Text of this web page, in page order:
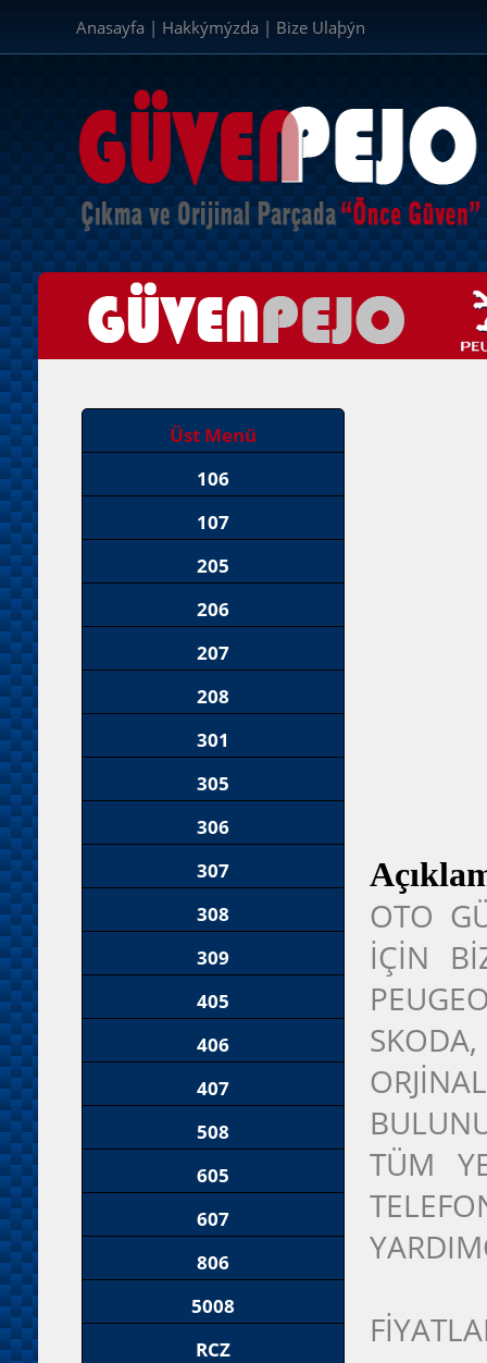
Anasayfa | Hakkýmýzda | Bize Ulaþýn
Üst Menü
106
107
205
206
207
208
301
305
306
307
308
309
405
406
407
508
605
607
806
5008
RCZ
OTO
İÇİN
TÜM